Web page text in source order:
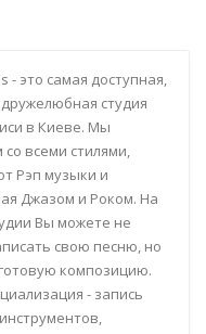
- это самая доступная,
студия
в Киеве. Мы
всеми стилями,
Рэп музыки и
Джазом и Роком. На
Вы можете не
свою песню, но
композицию.
- запись